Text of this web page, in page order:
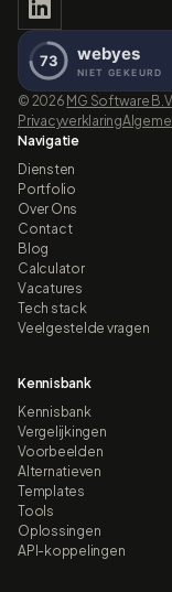
© 2026 MG Software B.V.
Privacyverklaring
Navigatie
Diensten
Portfolio
Over Ons
Contact
Blog
Calculator
Vacatures
Tech stack
Veelgestelde vragen
Kennisbank
Kennisbank
Vergelijkingen
Voorbeelden
Alternatieven
Templates
Tools
Oplossingen
API-koppelingen